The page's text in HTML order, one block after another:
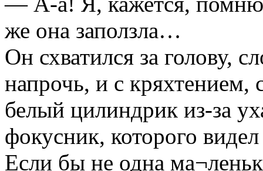
же она заползла…
Он схватился за голову,
напрочь, и с
белый цилиндрик из-за
фокусник, которого
Если бы не одна